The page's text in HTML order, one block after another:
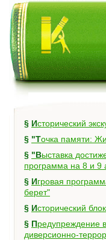
§
Исторический
§
"Точка памяти:
§ "Выставка достижений: Кировский": культурная
программа на 8 и 9
§ Игровая программа "Парашют, тельняшка, голубой
берет"
§
Исторический
§ Предупреждение вовлечения несовершеннолетних в
диверсионно-